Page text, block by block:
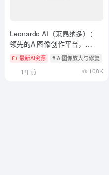
Leonardo AI（莱昂纳多）：
领先的AI图像创作平台，
Leonardo中文使用教程
最新AI资源 # AI图像放大与修复
1年前 108K